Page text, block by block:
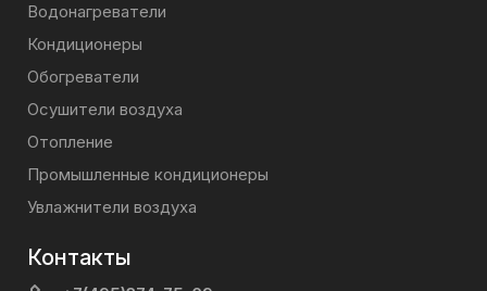
Водонагреватели
Кондиционеры
Обогреватели
Осушители воздуха
Отопление
Промышленные кондиционеры
Увлажнители воздуха
Контакты